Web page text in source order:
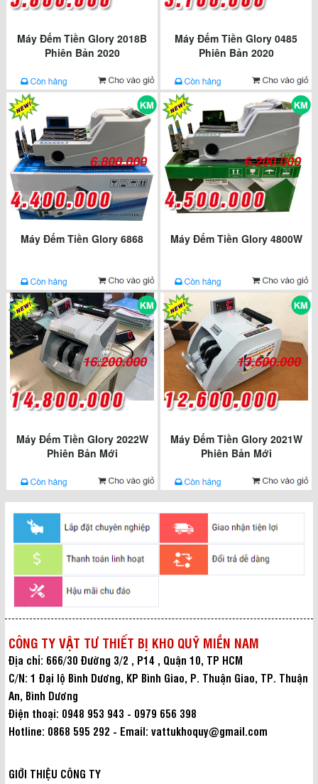
Máy Đếm Tiền Glory 2018B
Phiên Bản 2020
Máy Đếm Tiền Glory 0485
Phiên Bản 2020
6.800.000
Máy Đếm Tiền Glory 6868
6.200.000
Máy Đếm Tiền Glory 4800W
16.200.000
Máy Đếm Tiền Glory 2022W
Phiên Bản Mới
13.600.000
Máy Đếm Tiền Glory 2021W
Phiên Bản Mới
CÔNG TY VẬT TƯ THIẾT BỊ KHO QUỸ MIỀN NAM
Địa chỉ: 666/30 Đường 3/2 , P14 , Quận 10, TP HCM
C/N: 1 Đại lộ Bình Dương, KP Bình Giao, P. Thuận Giao, TP. Thuận
An, Bình Dương
Điện thoại: 0948 953 943 - 0979 656 398
Hotline: 0868 595 292 - Email: vattukhoquy@gmail.com
GIỚI THIỆU CÔNG TY